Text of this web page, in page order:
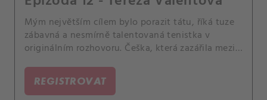
Mým největším cílem bylo porazit tátu, říká tuze
zábavná a nesmírně talentovaná tenistka v
originálním rozhovoru. Češka, která zazářila mezi
REGISTROVAT